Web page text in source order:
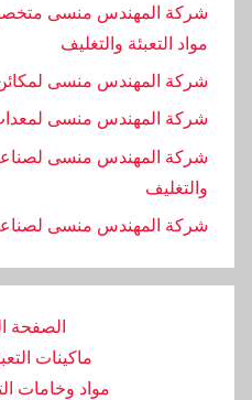
شركة المهندس منسى
مواد التعبئة والتغليف
شركة المهندس منسى لمكائن
شركة المهندس منسى لمعدات
شركة المهندس منسى لصناعة
والتغليف
‏شركة المهندس منسى
الصفحة
ماكينات
مواد وخامات